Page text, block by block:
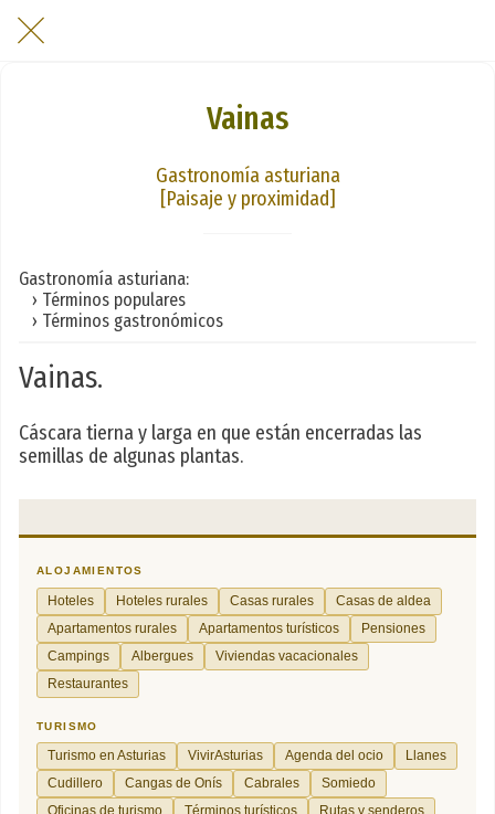
Vainas
Gastronomía asturiana
[Paisaje y proximidad]
Gastronomía asturiana:
› Términos populares
› Términos gastronómicos
Vainas.
Cáscara tierna y larga en que están encerradas las
semillas de algunas plantas.